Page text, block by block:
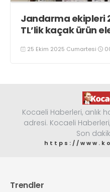
Jandarma ekipleri 2 milyon 450 bin
TL’lik kaçak ürün
25 Ekim 2025 Cumartesi
Kocaeli Haberleri, anlık
adresi. Kocaeli
Son
https://
Trendler